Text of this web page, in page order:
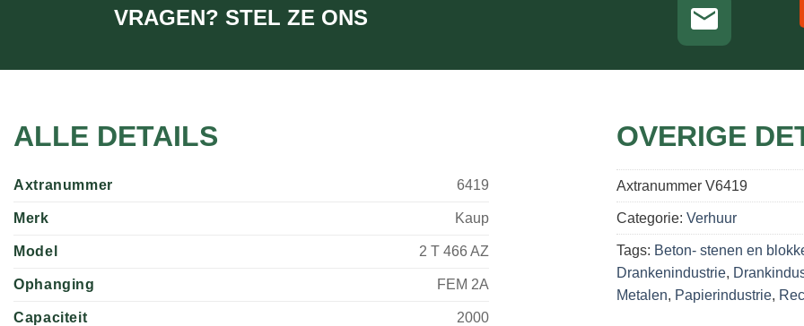
VRAGEN? STEL ZE ONS
ALLE DETAILS
Axtranummer 6419
Merk Kaup
Model 2 T 466 AZ
Ophanging FEM 2A
Capaciteit 2000
OVERIGE
Axtranummer V6419
Categorie: Verhuur
Tags: Beton- stenen en
Drankenindustrie,
Metalen, Papierindustrie,